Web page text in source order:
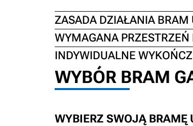
ZASADA DZIAŁANIA BRAM
WYMAGANA PRZESTRZEŃ
INDYWIDUALNE
WYBÓR BRAM
WYBIERZ SWOJĄ BRAMĘ